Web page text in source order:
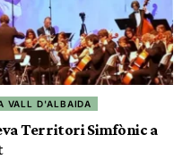
VALL D'ALBAIDA
Territori Simfònic a